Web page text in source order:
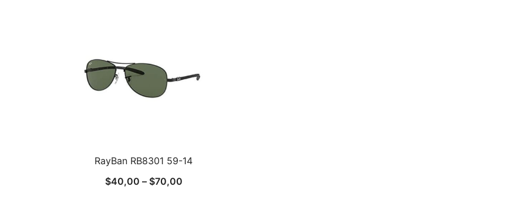
RayBan RB8301 59-14
$40,00 – $70,00